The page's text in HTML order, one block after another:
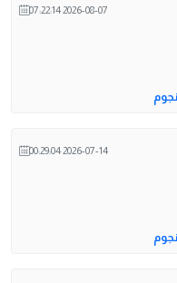
2026-08-07 07:22:14
2026-07-14 00:29:04